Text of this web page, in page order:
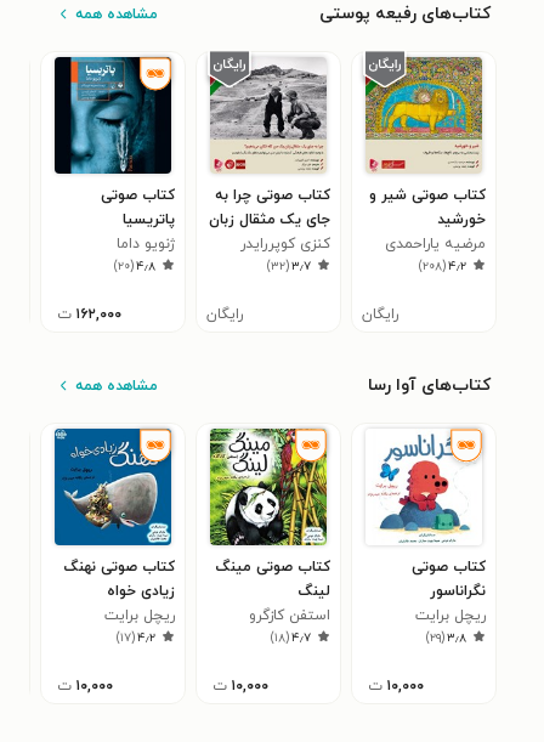
کتاب‌های رفیعه پوستی مشاهده همه
کتاب صوتی شیر و
خورشید
مرضیه یاراحمدی
۴٫۲(۲۰۸)
رایگان
کتاب صوتی چرا به
جای یک مثقال زبان
یک من کله تکان
می‌دهیم؟
کنزی کوپررایدر
۳٫۷(۳۲)
رایگان
کتاب صوتی
پاتریسیا
ژنویو داما
۴٫۸(۲۰)
۱۶۲,۰۰۰ ت
کتاب‌های آوا رسا مشاهده همه
کتاب صوتی
نگراناسور
ریچل برایت
۳٫۸(۲۹)
۱۰,۰۰۰ ت
کتاب صوتی مینگ
لینگ
استفن کازگرو
۴٫۷(۱۸)
۱۰,۰۰۰ ت
کتاب صوتی نهنگ
زیادی‌ خواه
ریچل برایت
۴٫۲(۱۷)
۱۰,۰۰۰ ت